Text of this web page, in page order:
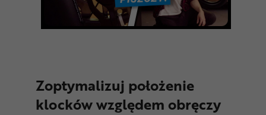
Zoptymalizuj położenie
klocków względem obręczy